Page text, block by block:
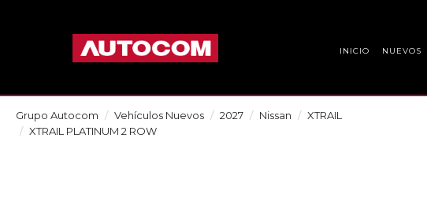
INICIO NUEVOS
Grupo Autocom Vehículos Nuevos 2027 Nissan
XTRAIL
XTRAIL PLATINUM 2 ROW